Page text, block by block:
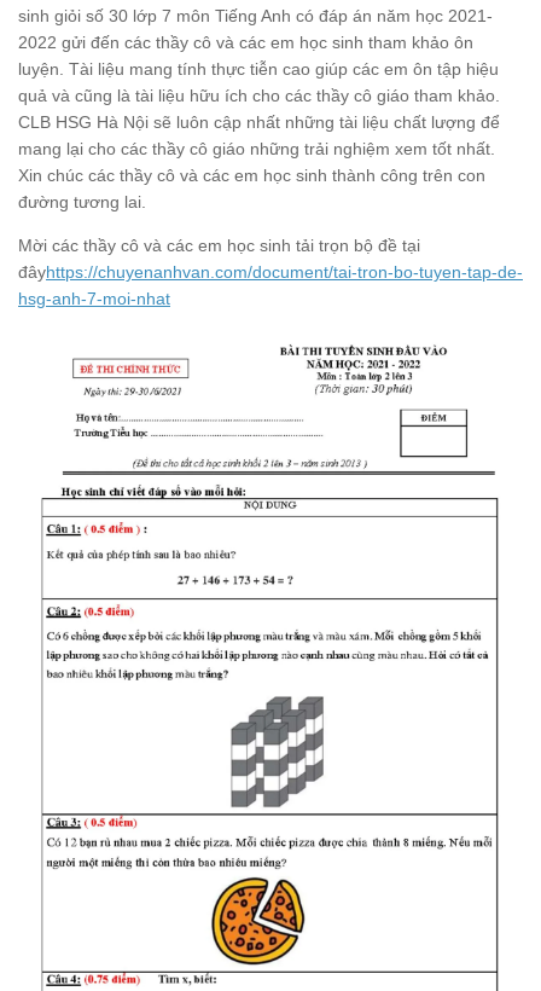
sinh giỏi số 30 lớp 7 môn Tiếng Anh có đáp án năm học 2021-
2022 gửi đến các thầy cô và các em học sinh tham khảo ôn
luyện. Tài liệu mang tính thực tiễn cao giúp các em ôn tập hiệu
quả và cũng là tài liệu hữu ích cho các thầy cô giáo tham khảo.
CLB HSG Hà Nội sẽ luôn cập nhất những tài liệu chất lượng để
mang lại cho các thầy cô giáo những trải nghiệm xem tốt nhất.
Xin chúc các thầy cô và các em học sinh thành công trên con
đường tương lai.
Mời các thầy cô và các em học sinh tải trọn bộ đề tại
đâyhttps://chuyenanhvan.com/document/tai-tron-bo-tuyen-tap-de-
hsg-anh-7-moi-nhat